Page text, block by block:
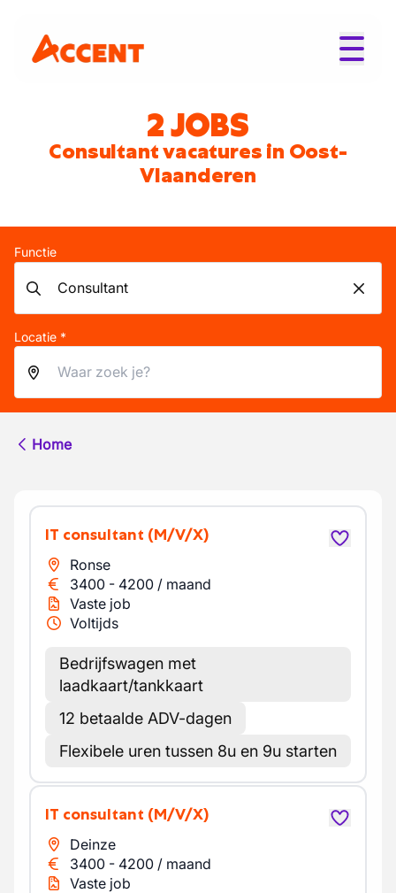
2 JOBS
Consultant vacatures in Oost-
Vlaanderen
Functie
Locatie *
Home
IT consultant (M/V/X)
Ronse
3400 - 4200 / maand
Vaste job
Voltijds
Bedrijfswagen met
laadkaart/tankkaart
12 betaalde ADV-dagen
Flexibele uren tussen 8u en 9u starten
IT consultant (M/V/X)
Deinze
3400 - 4200 / maand
Vaste job